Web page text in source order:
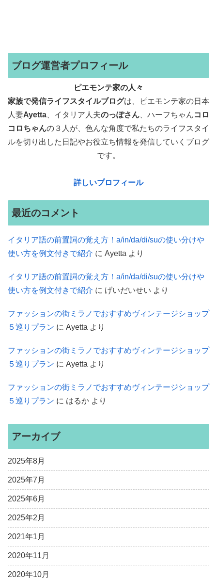
ブログ運営者プロフィール
ピエモンテ家の人々
家族で発信ライフスタイルブログは、ピエモンテ家の日本
人妻Ayetta 、イタリア人夫のっぽさん 、ハーフちゃんコロ
コロちゃんの３人が、色んな角度で私たちのライフスタイ
ルを切り出した日記やお役立ち情報を発信していくブログ
です。
詳しいプロフィール
最近のコメント
イタリア語の前置詞の覚え方！a/in/da/di/suの使い分けや
使い方を例文付きで紹介 に Ayetta より
イタリア語の前置詞の覚え方！a/in/da/di/suの使い分けや
使い方を例文付きで紹介 に げいだいせい より
ファッションの街ミラノでおすすめヴィンテージショップ
５巡りプラン に Ayetta より
ファッションの街ミラノでおすすめヴィンテージショップ
５巡りプラン に Ayetta より
ファッションの街ミラノでおすすめヴィンテージショップ
５巡りプラン に はるか より
アーカイブ
2025年8月
2025年7月
2025年6月
2025年2月
2021年1月
2020年11月
2020年10月